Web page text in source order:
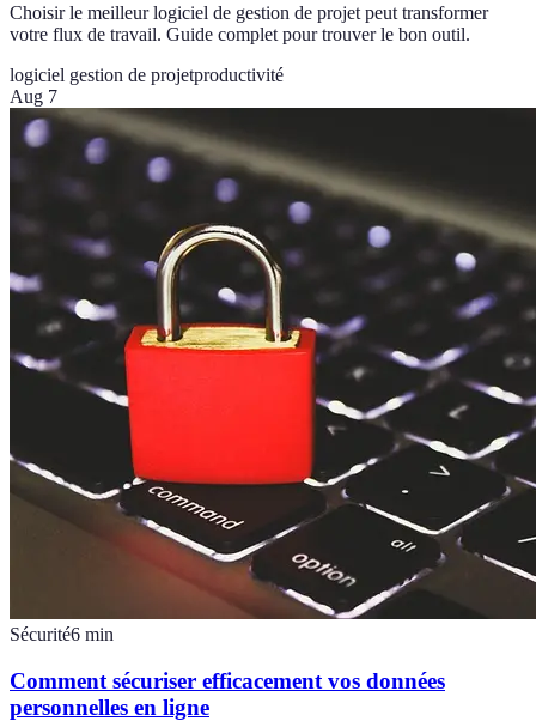
Choisir le meilleur logiciel de gestion de projet peut transformer
votre flux de travail. Guide complet pour trouver le bon outil.
logiciel gestion de projetproductivité
Aug 7
Sécurité6 min
Comment sécuriser efficacement vos données
personnelles en ligne